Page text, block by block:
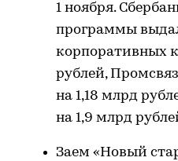
1 ноября.
программы
корпоративных
рублей,
на 1,18 млрд
на 1,9 млрд
Заем «Новый